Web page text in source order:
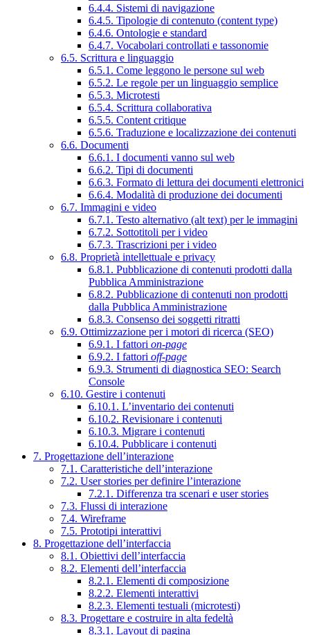
6.4.4. Sistemi di navigazione
6.4.5. Tipologie di contenuto (content type)
6.4.6. Ontologie e standard
6.4.7. Vocabolari controllati e tassonomie
6.5. Scrittura e linguaggio
6.5.1. Come leggono le persone sul web
6.5.2. Le regole per un linguaggio semplice
6.5.3. Microtesti
6.5.4. Scrittura collaborativa
6.5.5. Content critique
6.5.6. Traduzione e localizzazione dei contenuti
6.6. Documenti
6.6.1. I documenti vanno sul web
6.6.2. Tipi di documenti
6.6.3. Formato di lettura dei documenti elettronici
6.6.4. Modalità di produzione dei documenti
6.7. Immagini e video
6.7.1. Testo alternativo (alt text) per le immagini
6.7.2. Sottotitoli per i video
6.7.3. Trascrizioni per i video
6.8. Proprietà intellettuale e privacy
6.8.1. Pubblicazione di contenuti prodotti dalla
Pubblica Amministrazione
6.8.2. Pubblicazione di contenuti non prodotti
dalla Pubblica Amministrazione
6.8.3. Consenso dei soggetti ritratti
6.9. Ottimizzazione per i motori di ricerca (SEO)
6.9.1. I fattori on-page
6.9.2. I fattori off-page
6.9.3. Strumenti di diagnostica SEO: Search
Console
6.10. Gestire i contenuti
6.10.1. L’inventario dei contenuti
6.10.2. Revisionare i contenuti
6.10.3. Migrare i contenuti
6.10.4. Pubblicare i contenuti
7. Progettazione dell’interazione
7.1. Caratteristiche dell’interazione
7.2. User stories per definire l’interazione
7.2.1. Differenza tra scenari e user stories
7.3. Flussi di interazione
7.4. Wireframe
7.5. Prototipi interattivi
8. Progettazione dell’interfaccia
8.1. Obiettivi dell’interfaccia
8.2. Elementi dell’interfaccia
8.2.1. Elementi di composizione
8.2.2. Elementi interattivi
8.2.3. Elementi testuali (microtesti)
8.3. Progettare e costruire in alta fedeltà
8.3.1. Layout di pagina